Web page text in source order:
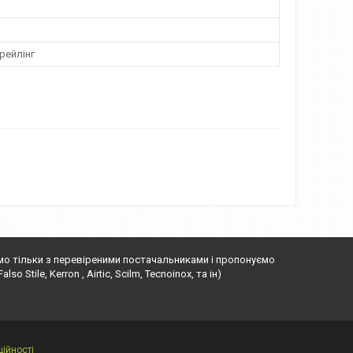
тільки з перевіреними постачальниками і пропонуємо
Stile, Kerron , Airtic, Scilm, Tecnoinox, та ін)